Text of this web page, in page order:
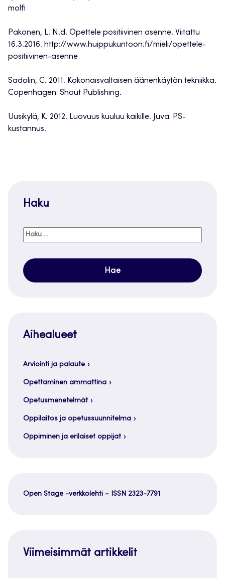
molfi
Pakonen, L. N.d. Opettele positiivinen asenne. Viitattu
16.3.2016. http://www.huippukuntoon.fi/mieli/opettele-
positiivinen-asenne
Sadolin, C. 2011. Kokonaisvaltaisen äänenkäytön tekniikka.
Copenhagen: Shout Publishing.
Uusikylä, K. 2012. Luovuus kuuluu kaikille. Juva: PS-
kustannus.
Haku
Haku:
Aihealueet
Arviointi ja palaute
Opettaminen ammattina
Opetusmenetelmät
Oppilaitos ja opetussuunnitelma
Oppiminen ja erilaiset oppijat
Open Stage -verkkolehti – ISSN 2323-7791
Viimeisimmät artikkelit